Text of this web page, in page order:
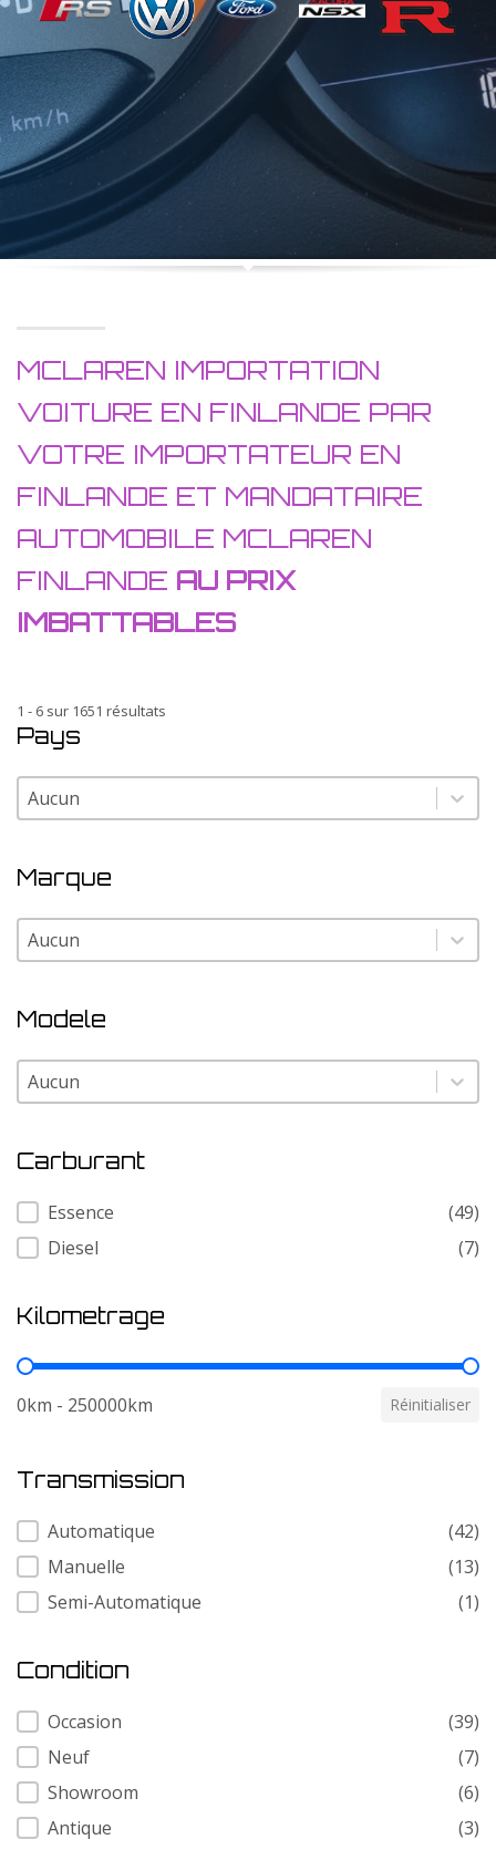
MCLAREN IMPORTATION
VOITURE EN FINLANDE PAR
VOTRE IMPORTATEUR EN
FINLANDE ET MANDATAIRE
AUTOMOBILE MCLAREN
FINLANDE AU PRIX
IMBATTABLES
1 - 6 sur 1651 résultats
Pays
Pays
Pays
Marque
Marque
Marque
Modele
Modele
Modele
Carburant
Carburant
Essence
(49)
Diesel
(7)
Kilometrage
Kilometrage
0km - 250000km Réinitialiser
Transmission
Transmission
Automatique
(42)
Manuelle
(13)
Semi-Automatique
(1)
Condition
Condition
Occasion
(39)
Neuf
(7)
Showroom
(6)
Antique
(3)